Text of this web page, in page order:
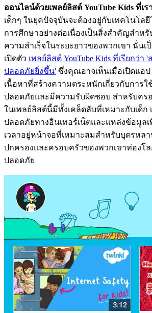
ออนไลน์ด้วยเพลย์ลิสต์ YouTube Kids ที่เ
เด็กๆ ในยุคปัจจุบันจะต้องอยู่กับเทคโนโล
การศึกษาอย่างต่อเนื่องเป็นสิ่งสำคัญสำห
ความสำเร็จในระยะยาวของพวกเขา นั่นเ
เปิดตัว เพลย์ลิสต์ YouTube Kids ที่เรียกว่า
ปลอดภัยยิ่งขึ้น' ซึ่งคุณอาจเห็นเมื่อเปิดแอป
เนื้อหาที่สร้างความตระหนักเกี่ยวกับการใ
ปลอดภัยและมีความรับผิดชอบ สำหรับคร
ในเพลย์ลิสต์นี้มีทั้งเคล็ดลับที่เหมาะกับเด็ก
ปลอดภัยทางอินเทอร์เน็ตและแหล่งข้อมูล
เวลาอยู่หน้าจอที่เหมาะสมสำหรับบุตรหล
ปกครองและครอบครัวของพวกเขาท่องโ
ปลอดภัย